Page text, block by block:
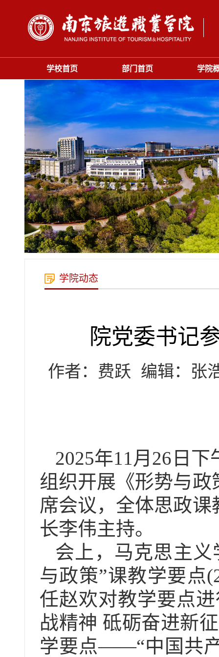
学校首页 部门首页 学院
学院动态
院党委书记
作者：费跃 编辑：张
2025年11月26日下
组织开展《形势与政
席会议，全体思政
长李伟主持。
会上，马克思主
与政策”课教学要点
任赵欢对教学要点
战精神 砥砺奋进新
学要点——“中国共